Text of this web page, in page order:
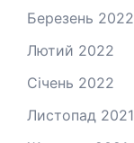
Березень 2022
Лютий 2022
Січень 2022
Листопад 2021